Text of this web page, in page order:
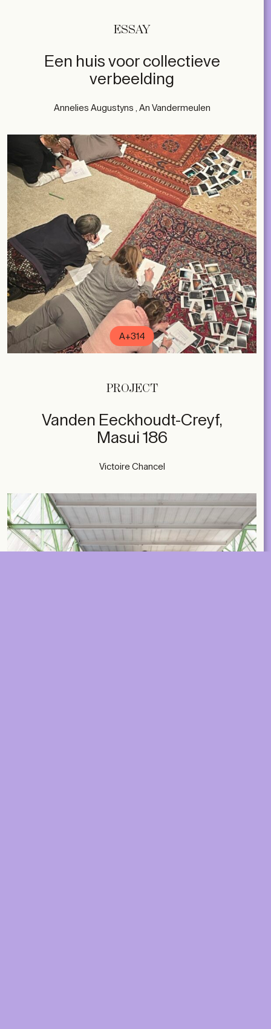
ESSAY
Een huis voor collectieve
verbeelding
Annelies Augustyns , An Vandermeulen
A+314
PROJECT
Vanden Eeckhoudt-Creyf,
Masui 186
Victoire Chancel
subscribe
MAGAZINES
EVENTS
ABOUT
ACCOUNT
Contact
2026 © A+ Architects in Belgium
Algemene verkoopvoorwaarden
Privacybeleid